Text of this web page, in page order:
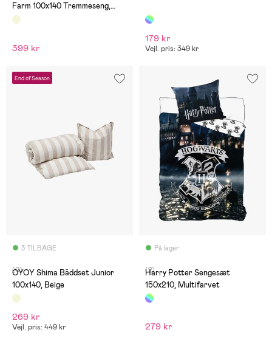
Farm 100x140 Tremmeseng,
Sandfarvet
399 kr
179 kr
Vejl. pris: 349 kr
End of Season
3 TILBAGE
(0)
OYOY Shima Bäddset Junior
100x140, Beige
269 kr
Vejl. pris: 449 kr
På lager
(2)
Harry Potter Sengesæt
150x210, Multifarvet
279 kr